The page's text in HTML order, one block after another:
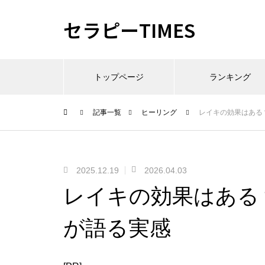
セラピーTIMES
トップページ ランキング
記事一覧 ヒーリング レイキの効果はあ
2025.12.19 2026.04.03
レイキの効果はあ
が語る実感